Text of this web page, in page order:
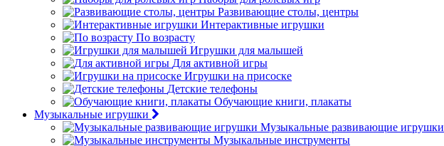
Развивающие столы, центры
Интерактивные игрушки
По возрасту
Игрушки для малышей
Для активной игры
Игрушки на присоске
Детские телефоны
Обучающие книги, плакаты
Музыкальные игрушки
Музыкальные развивающие игрушки
Музыкальные инструменты